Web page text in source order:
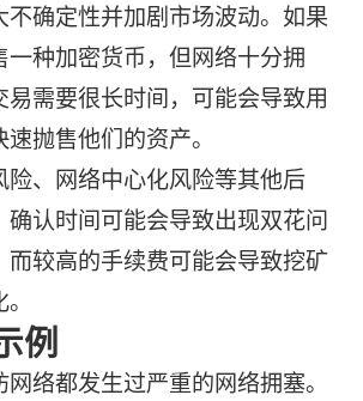
不确定性并加剧市场波动。如果
一种加密货币，但网络十分拥
需要很长时间，可能会导致用
抛售他们的资产。
险、网络中心化风险等其他后
确认时间可能会导致出现双花问
而较高的手续费可能会导致挖矿
例
络都发生过严重的网络拥塞。